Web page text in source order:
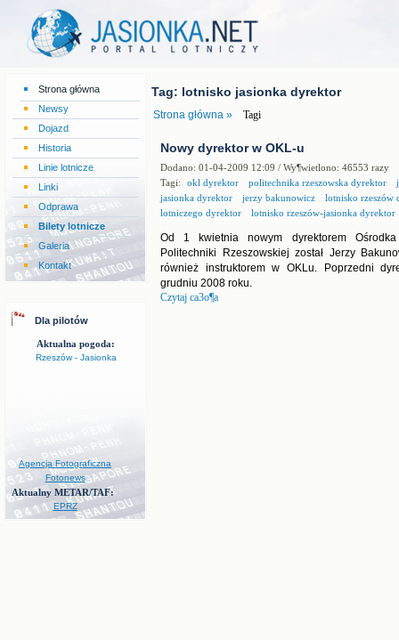
Strona główna
Newsy
Dojazd
Historia
Linie lotnicze
Linki
Odprawa
Bilety lotnicze
Galeria
Kontakt
Dla pilotów
Aktualna pogoda:
Rzeszów - Jasionka
Agencja Fotograficzna
Fotonews
Aktualny METAR/TAF:
EPRZ
Tag: lotnisko jasionka dyrektor
Strona główna » Tagi
Nowy dyrektor w OKL-u
Dodano: 01-04-2009 12:09 / Wy¶wietlono: 46553 razy
Tagi:
okl dyrektor politechnika rzeszowska dyrektor
jasionka dyrektor
jerzy bakunowicz
lotnisko rzeszów
lotniczego dyrektor
lotnisko rzeszów-jasionka dyrektor
Od 1 kwietnia nowym dyrektorem Ośrodka
Politechniki Rzeszowskiej został Jerzy
również instruktorem w OKLu. Poprzedni
grudniu 2008 roku.
Czytaj ca3o¶a